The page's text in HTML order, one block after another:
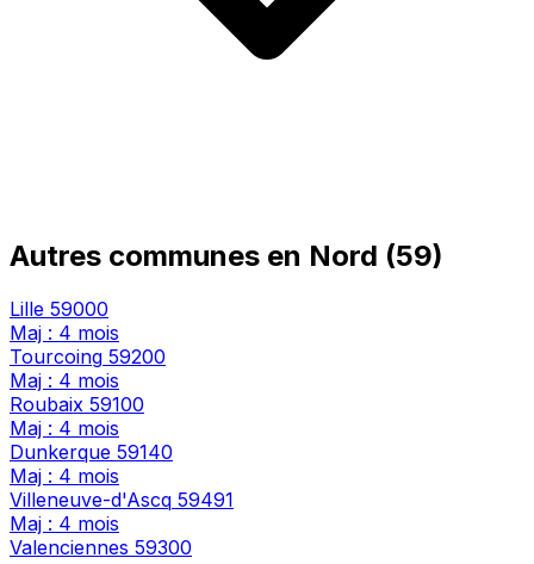
Autres communes en Nord (59)
Lille 59000
Maj : 4 mois
Tourcoing 59200
Maj : 4 mois
Roubaix 59100
Maj : 4 mois
Dunkerque 59140
Maj : 4 mois
Villeneuve-d'Ascq 59491
Maj : 4 mois
Valenciennes 59300